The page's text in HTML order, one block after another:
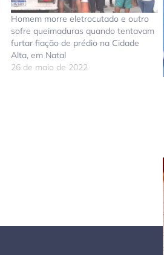
Homem morre eletrocutado e outro
sofre queimaduras quando tentavam
furtar fiação de prédio na Cidade
Alta, em Natal
26 de maio de 2022